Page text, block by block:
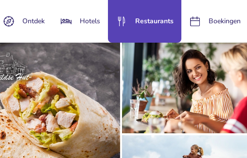
Ontdek Hotels Restaurants Boekingen